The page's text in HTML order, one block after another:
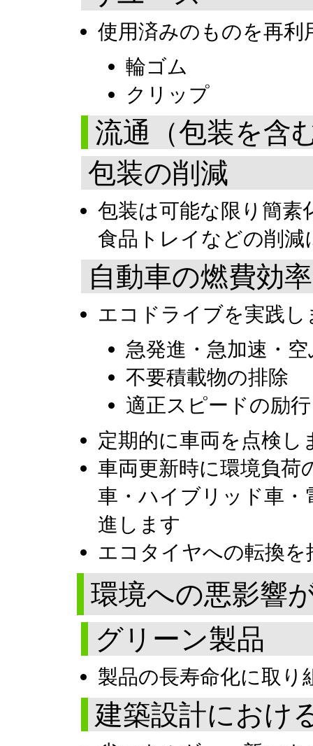
使用済みのものを再利
輪ゴム
クリップ
流通（包装を含
包装の削減
包装は可能な限り簡素
食品トレイなどの削減
自動車の燃費効
エコドライブを実践し
急発進・急加速・
不要積載物の排除
適正スピードの励行
定期的に車両を点検し
車両更新時に環境負荷
車・ハイブリッド車・
進します
エコタイヤへの転換を
環境への悪影響
グリーン製品
製品の長寿命化に取り
建築設計におけ